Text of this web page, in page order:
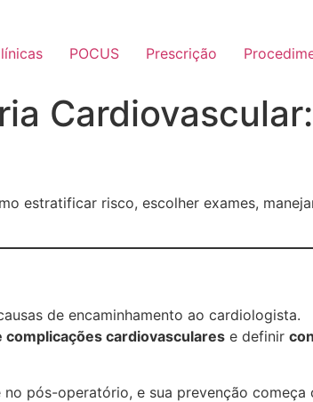
POCUS Prescrição
estratificar risco, escolher exames,
de encaminhamento ao cardiologista.
complicações cardiovasculares e definir
pós-operatório, e sua prevenção